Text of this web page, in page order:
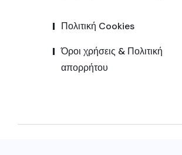
Πολιτική Cookies
Όροι χρήσεις & Πολιτική
απορρήτου